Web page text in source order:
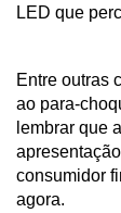
LED que
Entre outras
ao para-
lembrar que
consumidor
agora.